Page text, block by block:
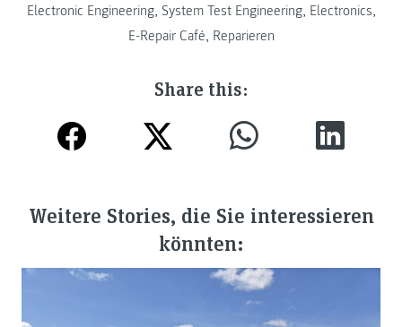
Electronic Engineering, System Test Engineering, Electronics,
E-Repair Café, Reparieren
Share this:
Weitere Stories, die Sie interessieren
könnten: